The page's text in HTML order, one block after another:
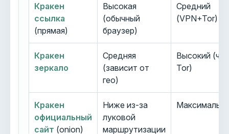
Кракен
ссылка
(прямая)
Высокая
(обычный
браузер)
Средний
(VPN+Tor)
Кракен
зеркало
Средняя
(зависит от
гео)
Высокий
Tor)
Кракен
официальный
сайт (onion)
Ниже из-за
луковой
маршрутизации